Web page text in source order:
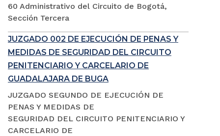
60 Administrativo del Circuito de Bogotá,
Sección Tercera
JUZGADO 002 DE EJECUCIÓN DE PENAS Y
MEDIDAS DE SEGURIDAD DEL CIRCUITO
PENITENCIARIO Y CARCELARIO DE
GUADALAJARA DE BUGA
JUZGADO SEGUNDO DE EJECUCIÓN DE
PENAS Y MEDIDAS DE
SEGURIDAD DEL CIRCUITO PENITENCIARIO Y
CARCELARIO DE